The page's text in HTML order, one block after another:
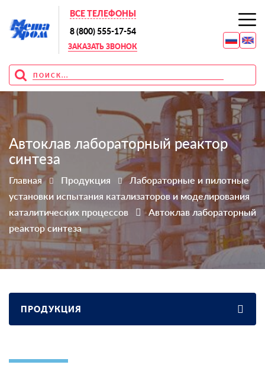
ВСЕ ТЕЛЕФОНЫ
8 (800) 555-17-54
ЗАКАЗАТЬ ЗВОНОК
Автоклав лабораторный реактор
синтеза
Главная Продукция
Лабораторные и пилотные
установки испытания катализаторов и моделирования
каталитических процессов
Автоклав лабораторный
реактор синтеза
ПРОДУКЦИЯ